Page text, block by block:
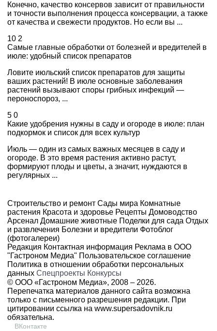
Конечно, качество консервов зависит от правильности
и точности выполнения процесса консервации, а также
от качества и свежести продуктов. Но если вы ...
10 2
Самые главные обработки от болезней и вредителей в
июле: удобный список препаратов
Ловите июльский список препаратов для защиты
ваших растений! В июле основные заболевания
растений вызывают споры грибных инфекций —
пероноспороз, ...
5 0
Какие удобрения нужны в саду и огороде в июле: план
подкормок и список для всех культур
Июль — один из самых важных месяцев в саду и
огороде. В это время растения активно растут,
формируют плоды и цветы, а значит, нуждаются в
регулярных ...
Строительство и ремонт Сады мира Комнатные
растения Красота и здоровье Рецепты Домоводство
Арсенал Домашние животные Поделки для сада Отдых
и развлечения Болезни и вредители Фотоблог
(фотогалереи)
Редакция Контактная информация Реклама в ООО
"Гастроном Медиа" Пользовательское соглашение
Политика в отношении обработки персональных
данных Спецпроекты Конкурсы
© ООО «Гастроном Медиа», 2008 – 2026.
Перепечатка материалов данного сайта возможна
только с письменного разрешения редакции. При
цитировании ссылка на www.supersadovnik.ru
обязательна.
ВКонтакте